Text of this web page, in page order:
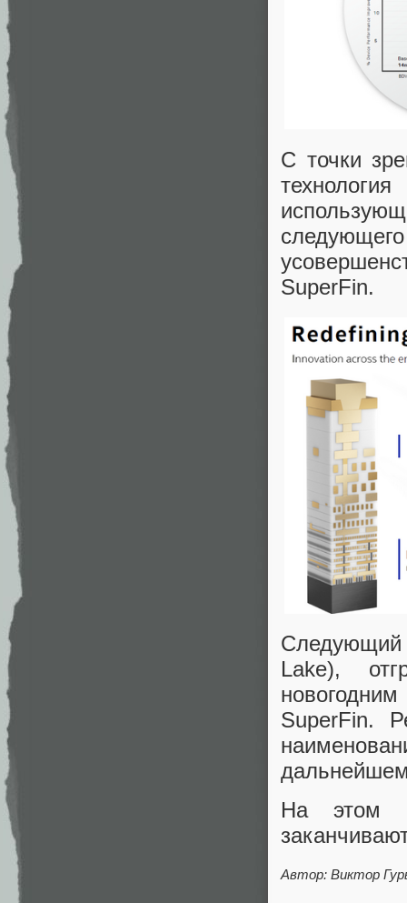
С точки
SuperFin.
Lake),
SuperFin.
На этом
Автор: Виктор